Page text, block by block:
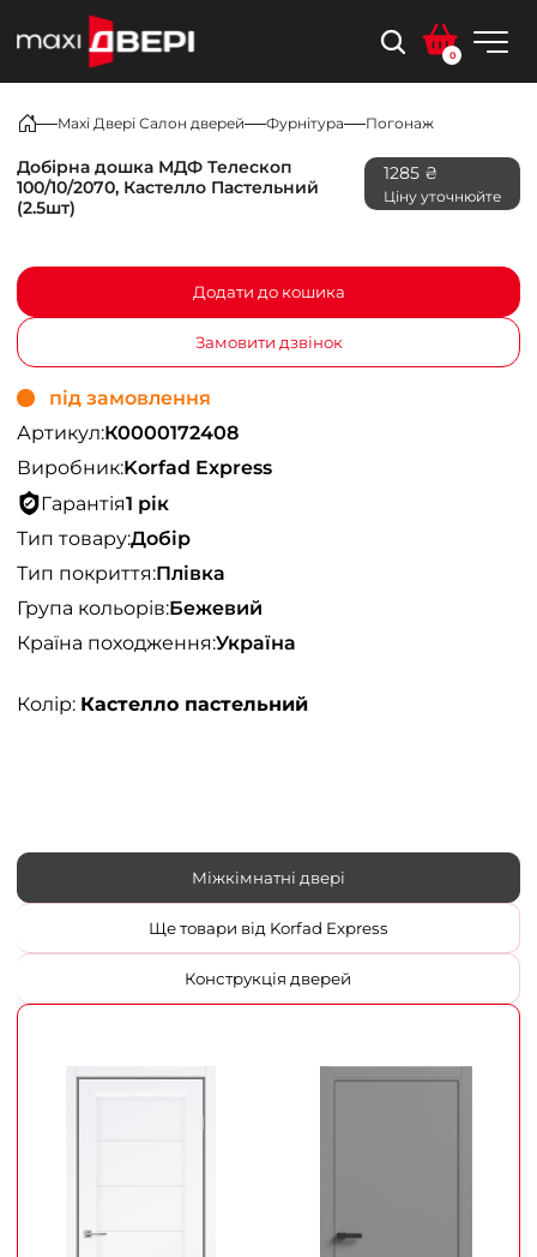
0
Maxi Двері Салон дверей Фурнітура Погонаж
Добірна дошка МДФ Телескоп
100/10/2070, Кастелло Пастельний
(2.5шт)
1285 ₴
Ціну уточнюйте
Додати до кошика
Замовити дзвінок
під замовлення
Артикул:К0000172408
Виробник:Korfad Express
Гарантія1 рік
Тип товару:Добір
Тип покриття:Плівка
Група кольорів:Бежевий
Країна походження:Україна
Колір: Кастелло пастельний
Міжкімнатні двері
Ще товари від Korfad Express
Конструкція дверей